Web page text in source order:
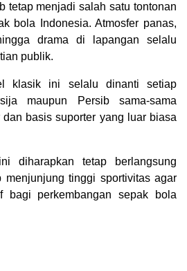
tetap menjadi salah satu tontonan
bola Indonesia. Atmosfer panas,
drama di lapangan selalu
publik.
klasik ini selalu dinanti setiap
maupun Persib sama-sama
basis suporter yang luar biasa
diharapkan tetap berlangsung
menjunjung tinggi sportivitas agar
bagi perkembangan sepak bola